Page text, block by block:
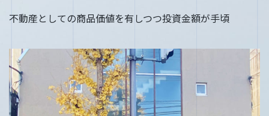
不動産としての商品価値を有しつつ投資金額が手頃